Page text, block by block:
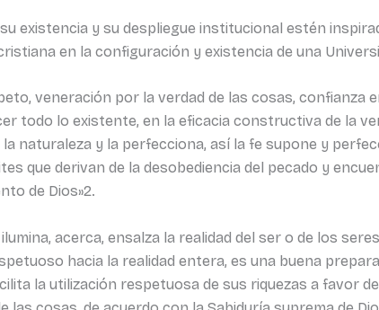
existencia y su despliegue institucional estén
en la configuración y existencia de una
veneración por la verdad de las cosas, confianza
todo lo existente, en la eficacia constructiva de la
naturaleza y la perfecciona, así la fe supone y
que derivan de la desobediencia del pecado y
de Dios»2.
acerca, ensalza la realidad del ser o de los
hacia la realidad entera, es una buena
la utilización respetuosa de sus riquezas a favor